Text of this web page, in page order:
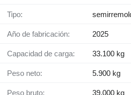
Tipo:
Año de fabricación: 2025
Capacidad de carga: 33.100 kg
Peso neto: 5.900 kg
Peso bruto: 39.000 kg